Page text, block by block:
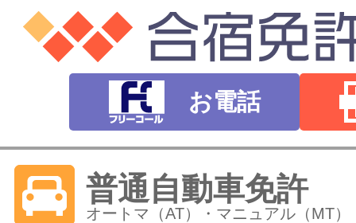
お電話
普通自動車免許
オートマ（AT）・マニュアル（MT）